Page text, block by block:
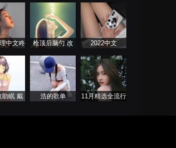
更新）
中文咚
枪顶后脑勺 改
2022中文
助眠 戴
浩的歌单
11月精选全流行